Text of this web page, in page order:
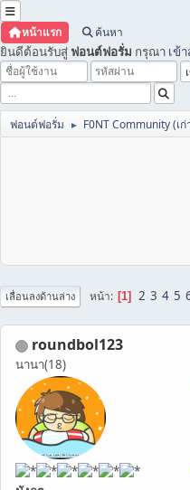
หน้าแรก ค้นหา
ยินดีต้อนรับสู่ ฟอนต์ฟอรั่ม กรุณา เข้
ฟอนต์ฟอรั่ม ► F0NT Community (เก่
เลื่อนลงด้านล่าง หน้า 1 2 3 4 5
roundbol123
นานา(18)